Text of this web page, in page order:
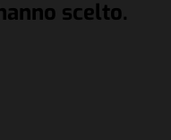
scelto.